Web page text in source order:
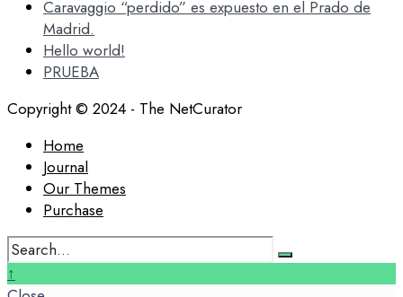
Caravaggio “perdido” es expuesto en el Prado de
Madrid.
Hello world!
PRUEBA
Copyright © 2024 - The NetCurator
Home
Journal
Our Themes
Purchase
Search
for:
Close
↑